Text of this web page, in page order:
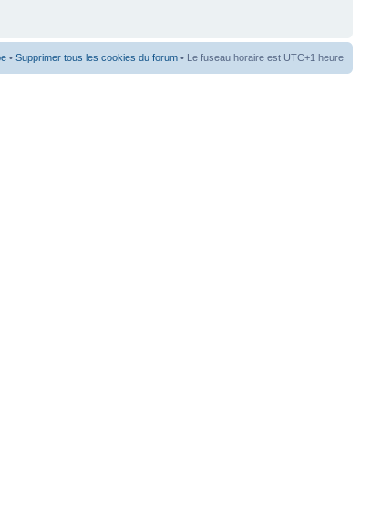
• Supprimer tous les cookies du forum • Le fuseau horaire est UTC+1 heure